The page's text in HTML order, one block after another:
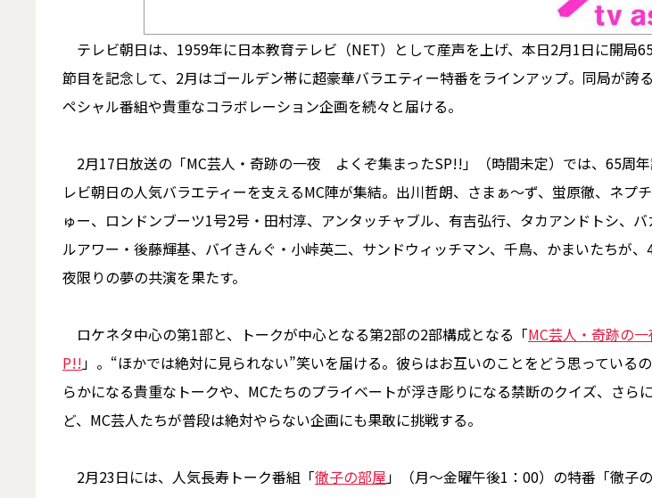
テレビ朝日は、1959年に日本教育テレビ（NET）として産声を上げ、本日2月1日に開局
節目を記念して、2月はゴールデン帯に超豪華バラエティー特番をラインアップ。同局が誇
ペシャル番組や貴重なコラボレーション企画を続々と届ける。
2月17日放送の「MC芸人・奇跡の一夜 よくぞ集まったSP!!」（時間未定）では、65周
レビ朝日の人気バラエティーを支えるMC陣が集結。出川哲朗、さまぁ～ず、蛍原徹、ネプ
ゅー、ロンドンブーツ1号2号・田村淳、アンタッチャブル、有吉弘行、タカアンドトシ、
ルアワー・後藤輝基、バイきんぐ・小峠英二、サンドウィッチマン、千鳥、かまいたちが
夜限りの夢の共演を果たす。
ロケネタ中心の第1部と、トークが中心となる第2部の2部構成となる「MC芸人・奇跡の
P!!」。“ほかでは絶対に見られない”笑いを届ける。彼らはお互いのことをどう思っている
らかになる貴重なトークや、MCたちのプライベートが浮き彫りになる禁断のクイズ、さら
ど、MC芸人たちが普段は絶対やらない企画にも果敢に挑戦する。
2月23日には、人気長寿トーク番組「徹子の部屋」（月～金曜午後1：00）の特番「徹子